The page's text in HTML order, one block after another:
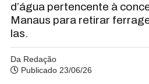
d’água pertencente à
Manaus para retirar
las.
Da Redação
Publicado 23/06/26